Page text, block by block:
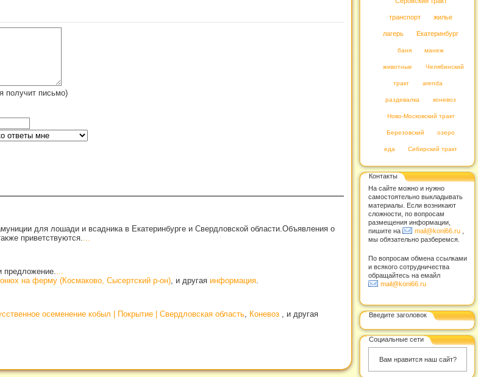
получит письмо)
для лошади и всадника в Екатеринбурге и Свердловской области.Объявления о
приветствуются.
предложение.
на ферму (Космаково, Сысертский р-он) , и другая информация
осеменение кобыл | Покрытие | Свердловская область Коневоз
, и другая
транспорт жилье
лагерь Екатеринбург
баня манеж
животные Челябинский
тракт arenda
раздевалка коневоз
Ново-Московский тракт
Березовский озеро
еда Сибирский тракт
Контакты
На сайте можно и нужно
самостоятельно выкладывать
материалы. Если возникают
сложности, по вопросам
размещения информации,
пишите на
mail@koni66.ru
мы обязательно разберемся.
По вопросам обмена ссылками
и всякого сотрудничества
обращайтесь на емайл
mail@koni66.ru
Введите заголовок
Социальные сети
Вам нравится наш сайт?